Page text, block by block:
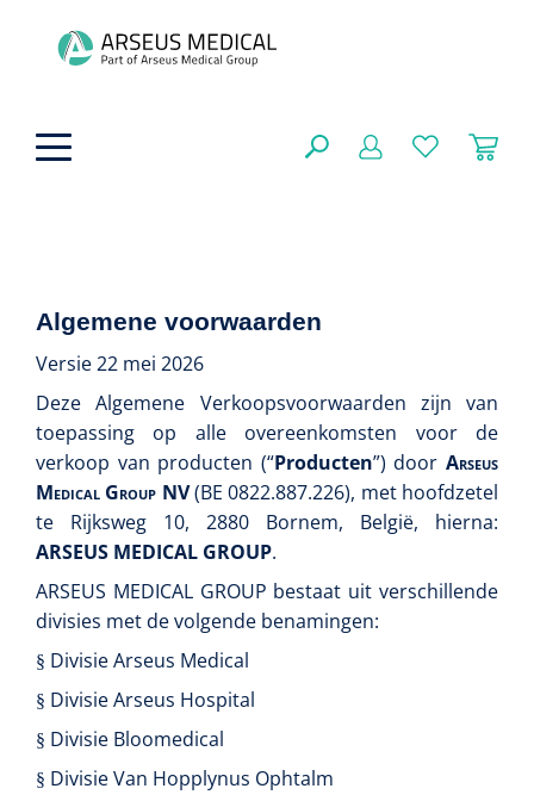
Functionele revalidatie
Hand/arm revalidatie
Gangrevalidatie
Analytische revalidatie
Incontinentiezorg
Eenmalige sondes
Nelatonsondes
Vrouwensondes
Instrumenten
Klemmen
Tangen
Uterustangen
Specula
Vaginale specula
Hysterometers
ADL & Comfortzorg
Neonatale comfortzorg
Kangaroo Care
Oogbescherming
EHBO & Reanimatie
Reanimatie
Defibrillatoren
Monitoren/defibrillatoren
Hartmassage
Infrastructuur
Medisch kabinet
Onderzoekstafels
Toebehoren mortuarium
Behandeling
Huid
Cryotherapie
Diagnose
Monitoring
FILTEREN
ZOEKRESULTATEN
Algemene voorwaarden
Versie 22 mei 2026
Deze Algemene Verkoopsvoorwaarden zijn van
toepassing op alle overeenkomsten voor de
verkoop van producten (“Producten”) doorArseus
Medical Group NV(BE 0822.887.226), met hoofdzetel
te Rijksweg 10, 2880 Bornem, België, hierna:
ARSEUS MEDICAL GROUP.
ARSEUS MEDICAL GROUP bestaat uit verschillende
divisies met de volgende benamingen:
§ Divisie Arseus Medical
§ Divisie Arseus Hospital
§ Divisie Bloomedical
§ Divisie Van Hopplynus Ophtalm